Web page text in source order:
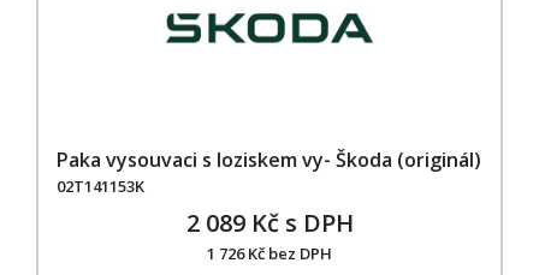
Paka vysouvaci s loziskem vy- Škoda (originál)
02T141153K
2 089 Kč s DPH
1 726 Kč bez DPH